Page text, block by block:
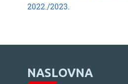
2022./2023.
NASLOVNA